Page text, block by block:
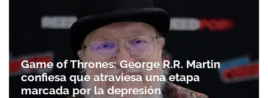
Game of Thrones: George R.R. Martin
confiesa que atraviesa una etapa
marcada por la depresión